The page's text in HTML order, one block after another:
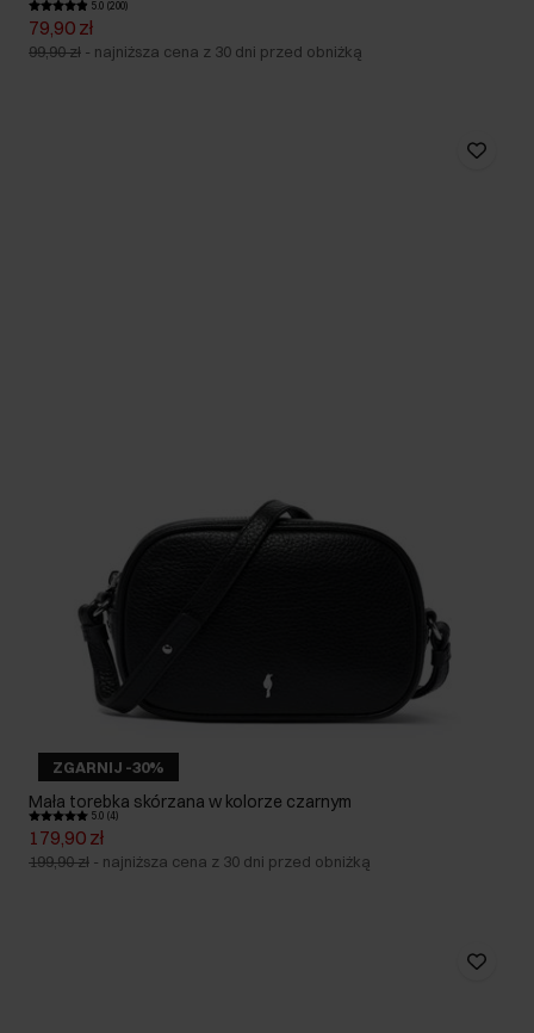
5.0 (200)
79,90 zł
99,90 zł - najniższa cena z 30 dni przed obniżką
ZGARNIJ -30%
Mała torebka skórzana w kolorze czarnym
5.0 (4)
179,90 zł
199,90 zł - najniższa cena z 30 dni przed obniżką